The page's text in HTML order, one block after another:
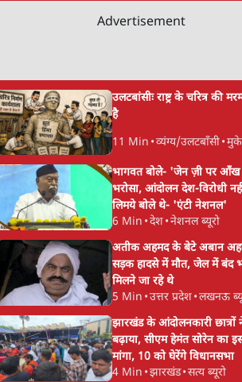
Advertisement
उलटबांसीः राष्ट्र के चरित्र की
है
11 Min •व्यंग्य/उलटबाँसी•
भागवत बोले- 'जेन ज़ी पर आँख
भरोसा, आंदोलन देश-विरोधी
लिमये बोले थे- 'एंटी नेशनल'
6 Min •देश•नेशनल ब्यूरो
अतीक अहमद के बेटे अबान
सड़क हादसे में मौत, जेल में बंद
मिलने जा रहे थे
5 Min •उत्तर प्रदेश•लखनऊ
झारखंड के आंदोलनकारी छात्रों
बढ़ाया, सीएम हेमंत सोरेन का
मांगा, 10 को घेरेंगे विधानसभा
4 Min •झारखंड•सत्य ब्यूरो